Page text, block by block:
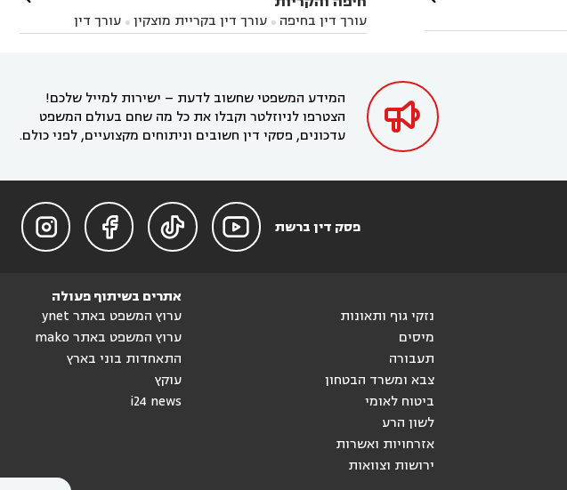
השרון
עורך דין באבן יהודה
עורך דין בחריש עורך דין בקיסריה עורך דין בקדימה עורך דין בחיפה  עורך דין בקריית מוצקין 
עורך דין
בקרית מוצקין
עורך דין בקריית אתא
עורך דין

המידע המשפטי שחשוב לדעת – ישירות למייל שלכם!
הצטרפו לניוזלטר וקבלו את כל מה שחם בעולם המשפט
עדכונים, פסקי דין חשובים וניתוחים מקצועיים, לפני כולם.
פסק דין ברשת 



נזקי גוף ותאונות
מיסים
תעבורה
צבא ומשרד הבטחון
ביטוח לאומי
לשון הרע
אזרחויות ואשרות
ירושות וצוואות
אתרים בשיתוף פעולה
ערוץ המשפט באתר ynet
ערוץ המשפט באתר mako
התאחדות בוני בארץ
עוקץ
i24 news